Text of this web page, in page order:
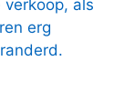
als
erg